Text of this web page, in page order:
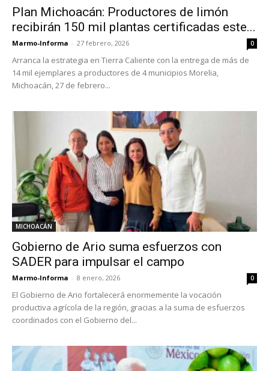
Plan Michoacán: Productores de limón
recibirán 150 mil plantas certificadas este...
Marmo-Informa - 27 febrero, 2026 0
Arranca la estrategia en Tierra Caliente con la entrega de más de
14 mil ejemplares a productores de 4 municipios Morelia,
Michoacán, 27 de febrero...
MICHOACÁN
Gobierno de Ario suma esfuerzos con
SADER para impulsar el campo
Marmo-Informa - 8 enero, 2026 0
El Gobierno de Ario fortalecerá enormemente la vocación
productiva agrícola de la región, gracias a la suma de esfuerzos
coordinados con el Gobierno del...